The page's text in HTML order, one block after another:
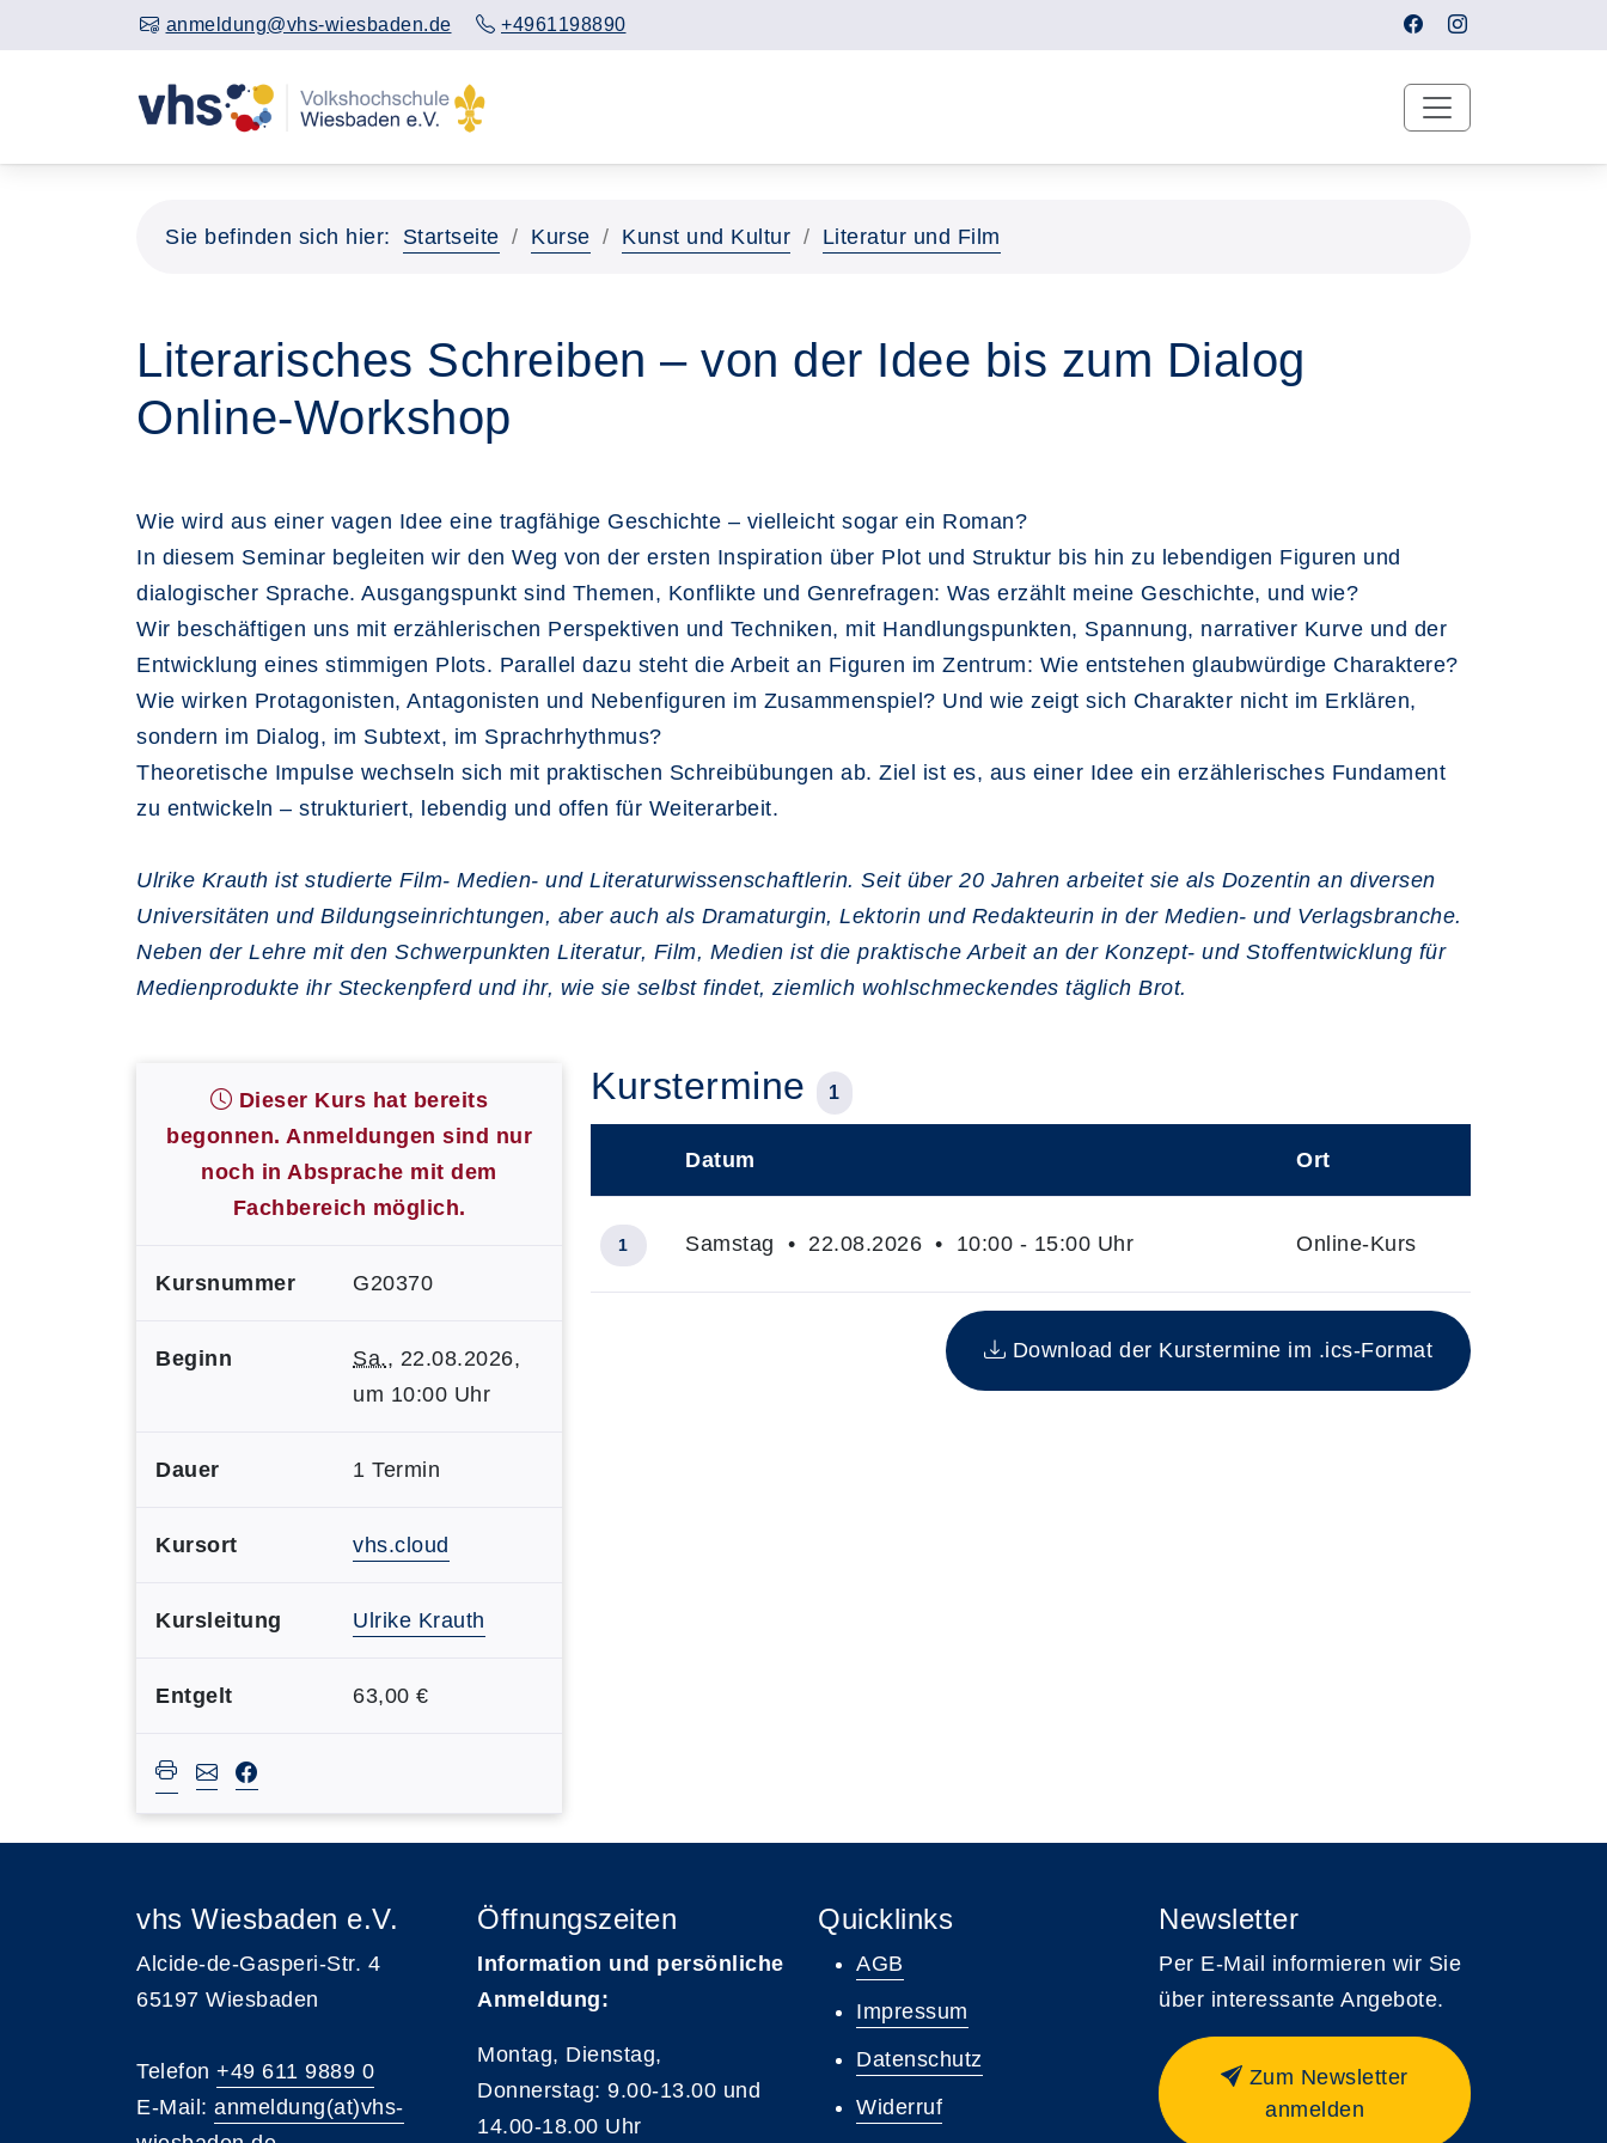
anmeldung@vhs-wiesbaden.de +4961198890
Sie befinden sich hier: Startseite Kurse Kunst und Kultur Literatur und Film
Literarisches Schreiben – von der Idee bis zum Dialog
Online-Workshop
Wie wird aus einer vagen Idee eine tragfähige Geschichte – vielleicht sogar ein Roman?
In diesem Seminar begleiten wir den Weg von der ersten Inspiration über Plot und Struktur bis hin zu lebendigen Figuren und
dialogischer Sprache. Ausgangspunkt sind Themen, Konflikte und Genrefragen: Was erzählt meine Geschichte, und wie?
Wir beschäftigen uns mit erzählerischen Perspektiven und Techniken, mit Handlungspunkten, Spannung, narrativer Kurve und der
Entwicklung eines stimmigen Plots. Parallel dazu steht die Arbeit an Figuren im Zentrum: Wie entstehen glaubwürdige Charaktere?
Wie wirken Protagonisten, Antagonisten und Nebenfiguren im Zusammenspiel? Und wie zeigt sich Charakter nicht im Erklären,
sondern im Dialog, im Subtext, im Sprachrhythmus?
Theoretische Impulse wechseln sich mit praktischen Schreibübungen ab. Ziel ist es, aus einer Idee ein erzählerisches Fundament
zu entwickeln – strukturiert, lebendig und offen für Weiterarbeit.
Ulrike Krauth ist studierte Film- Medien- und Literaturwissenschaftlerin. Seit über 20 Jahren arbeitet sie als Dozentin an diversen
Universitäten und Bildungseinrichtungen, aber auch als Dramaturgin, Lektorin und Redakteurin in der Medien- und Verlagsbranche.
Neben der Lehre mit den Schwerpunkten Literatur, Film, Medien ist die praktische Arbeit an der Konzept- und Stoffentwicklung für
Medienprodukte ihr Steckenpferd und ihr, wie sie selbst findet, ziemlich wohlschmeckendes täglich Brot.
Dieser Kurs hat bereits
begonnen. Anmeldungen sind nur
noch in Absprache mit dem
Fachbereich möglich.
Kursnummer G20370
Beginn Sa., 22.08.2026,
um 10:00 Uhr
Dauer 1 Termin
Kursort vhs.cloud
Kursleitung Ulrike Krauth
Entgelt 63,00 €
Kurstermine 1
Insgesamt gibt es 1 Termine zum diesen Kurs
Datum Ort
1 Samstag • 22.08.2026 • 10:00 - 15:00 Uhr Online-Kurs
Download der Kurstermine im .ics-Format
vhs Wiesbaden e.V.
Alcide-de-Gasperi-Str. 4
65197 Wiesbaden
Telefon +49 611 9889 0
E-Mail: anmeldung(at)vhs-
Öffnungszeiten
Information und persönliche
Anmeldung:
Montag, Dienstag,
Donnerstag: 9.00-13.00 und
14.00-18.00 Uhr
Quicklinks
AGB
Impressum
Datenschutz
Widerruf
Newsletter
Per E-Mail informieren wir Sie
über interessante Angebote.
Zum Newsletter
anmelden